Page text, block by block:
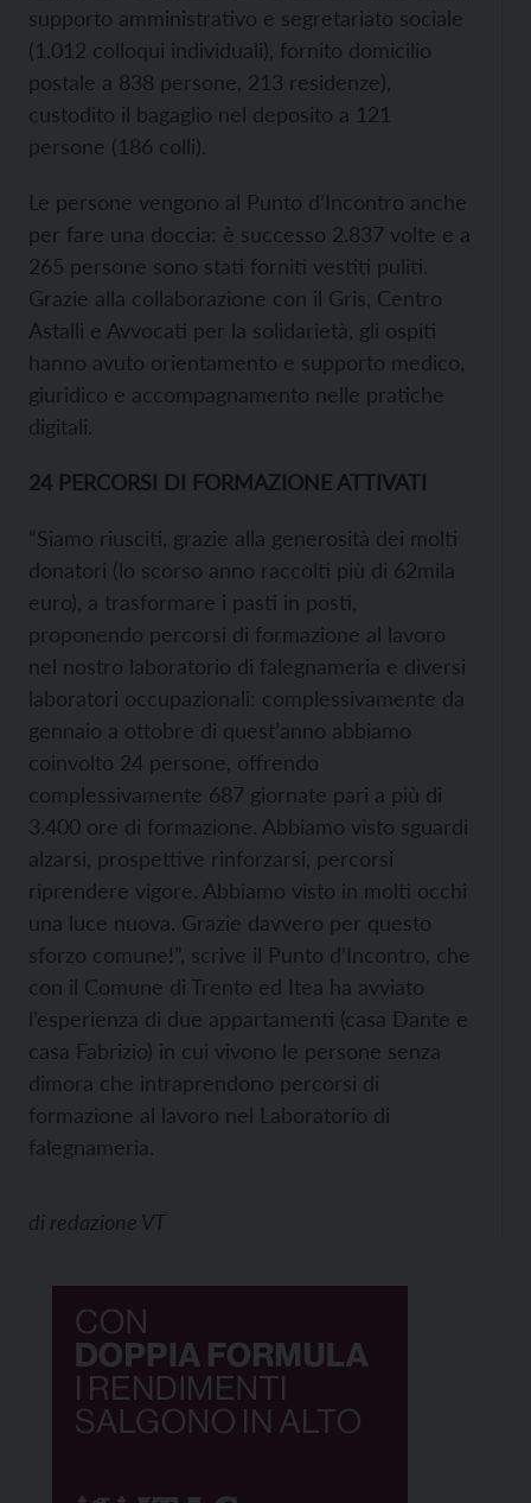
supporto amministrativo e segretariato sociale
(1.012 colloqui individuali), fornito domicilio
postale a 838 persone, 213 residenze),
custodito il bagaglio nel deposito a 121
persone (186 colli).
Le persone vengono al Punto d’Incontro anche
per fare una doccia: è successo 2.837 volte e a
265 persone sono stati forniti vestiti puliti.
Grazie alla collaborazione con il Gris, Centro
Astalli e Avvocati per la solidarietà, gli ospiti
hanno avuto orientamento e supporto medico,
giuridico e accompagnamento nelle pratiche
digitali.
24 PERCORSI DI FORMAZIONE ATTIVATI
“Siamo riusciti, grazie alla generosità dei molti
donatori (lo scorso anno raccolti più di 62mila
euro), a trasformare i pasti in posti,
proponendo percorsi di formazione al lavoro
nel nostro laboratorio di falegnameria e diversi
laboratori occupazionali: complessivamente da
gennaio a ottobre di quest’anno abbiamo
coinvolto 24 persone, offrendo
complessivamente 687 giornate pari a più di
3.400 ore di formazione. Abbiamo visto sguardi
alzarsi, prospettive rinforzarsi, percorsi
riprendere vigore. Abbiamo visto in molti occhi
una luce nuova. Grazie davvero per questo
sforzo comune!”, scrive il Punto d’Incontro, che
con il Comune di Trento ed Itea ha avviato
l’esperienza di due appartamenti (casa Dante e
casa Fabrizio) in cui vivono le persone senza
dimora che intraprendono percorsi di
formazione al lavoro nel Laboratorio di
falegnameria.
di redazione VT